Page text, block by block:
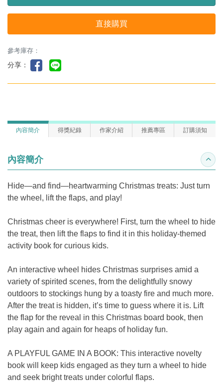
直接購買
參考庫存：
分享：
內容簡介 得獎紀錄 作家介紹 推薦專區 訂購須知
內容簡介 收合
Hide—and find—heartwarming Christmas treats: Just turn
the wheel, lift the flaps, and play!
Christmas cheer is everywhere! First, turn the wheel to hide
the treat, then lift the flaps to find it in this holiday-themed
activity book for curious kids.
An interactive wheel hides Christmas surprises amid a
variety of spirited scenes, from the delightfully snowy
outdoors to stockings hung by a toasty fire and much more.
After the treat is hidden, it’s time to guess where it is. Lift
the flap for the reveal in this Christmas board book, then
play again and again for heaps of holiday fun.
A PLAYFUL GAME IN A BOOK: This interactive novelty
book will keep kids engaged as they turn a wheel to hide
and seek bright treats under colorful flaps.